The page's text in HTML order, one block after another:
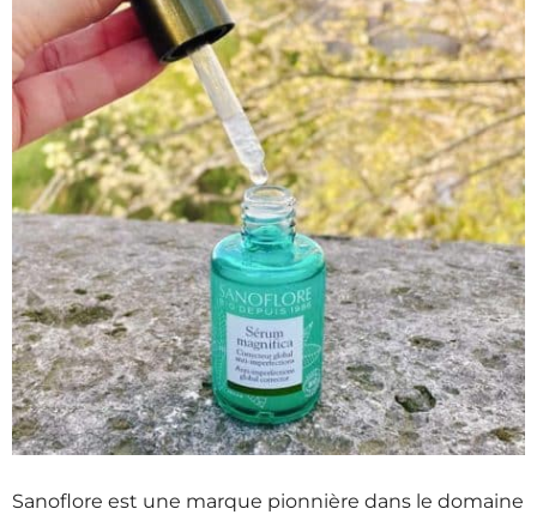
Sanoflore est une marque pionnière dans le domaine